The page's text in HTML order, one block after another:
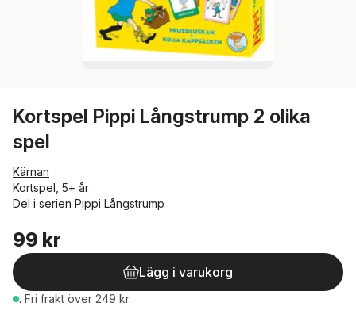
Kortspel Pippi Långstrump 2 olika
spel
Kärnan
Kortspel, 5+ år
Del i serien Pippi Långstrump
99 kr
Lägg i varukorg
. Fri frakt över 249 kr.